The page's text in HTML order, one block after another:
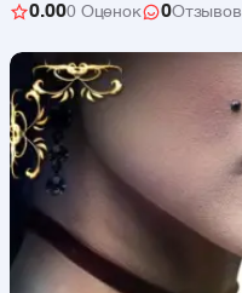
0.000 Оценок 0Отзывов